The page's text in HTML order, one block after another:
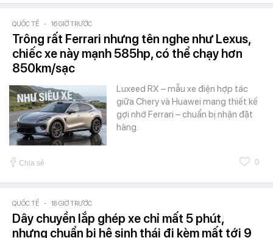
QUỐC TẾ - 16 GIỜ TRƯỚC
Trông rất Ferrari nhưng tên nghe như Lexus,
chiếc xe này mạnh 585hp, có thể chạy hơn
850km/sạc
Luxeed RX – mẫu xe điện hợp tác
giữa Chery và Huawei mang thiết kế
gợi nhớ Ferrari – chuẩn bị nhận đặt
hàng.
Chia sẻ 0
QUỐC TẾ - 18 GIỜ TRƯỚC
Dây chuyền lắp ghép xe chỉ mất 5 phút,
nhưng chuẩn bị hệ sinh thái đi kèm mất tới 9